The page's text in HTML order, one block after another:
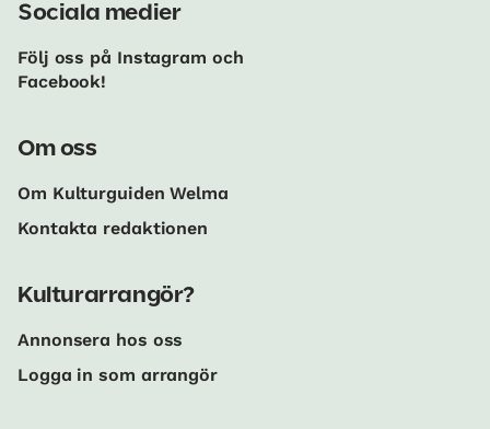
Sociala medier
Följ oss på Instagram och
Facebook!
Om oss
Om Kulturguiden Welma
Kontakta redaktionen
Kulturarrangör?
Annonsera hos oss
Logga in som arrangör